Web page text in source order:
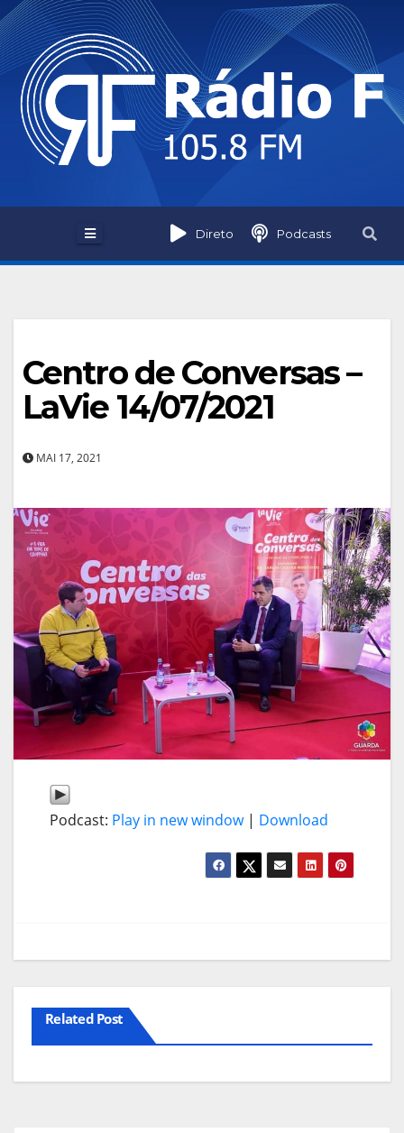
Skip
to
content
Direto Podcasts
Centro de Conversas –
LaVie 14/07/2021
MAI 17, 2021
Podcast: Play in new window| Download
Related Post